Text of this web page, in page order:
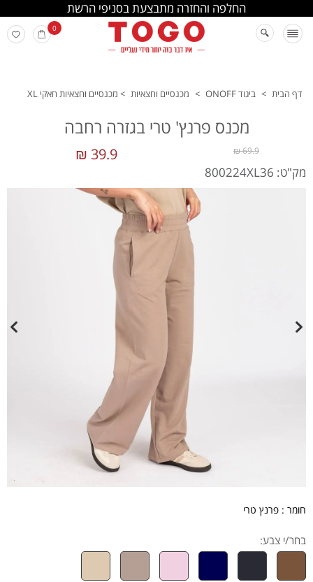
החלפה והחזרה מתבצעת בסניפי הרשת
0
דף הבית > ביגוד ONOFF > מכנסיים וחצאיות > מכנסיים וחצאיות חאקי XL
מכנס פרנץ' טרי בגזרה רחבה
39.9 ₪ 69.9 ₪
מק"ט: 800224XL36
חומר : פרנץ טרי
בחר/י צבע: